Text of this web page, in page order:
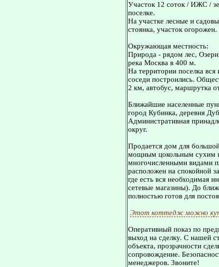
Участок 12 соток / ИЖС /
поселке.
На участке лесные и
стоянка, участок огорожен.
Окружающая местность:
Природа - рядом лес,
река Москва в 400 м.
На территории поселка
соседи построились.
2 км, автобус, маршрутка
Ближайшие населенные
город Кубинка, деревня
Административная
округ.
Пpoдается дом для
мoщным цокольным сухим
многочисленными видами
расположен на спокойной
где ecть вся необходимая
сетевые магазины). До
полностью готов для
Этот коттедж можно
Оперативный показ по
выход на сделку. С нашей
объекта, прозрачности
сопровождение.
менеджеров. Звоните!